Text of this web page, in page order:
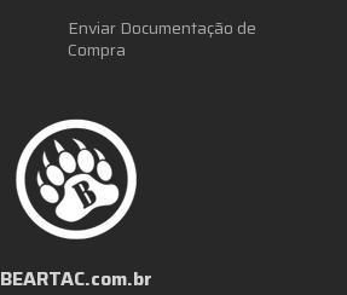
Enviar Documentação de
Compra
BEARTAC.com.br